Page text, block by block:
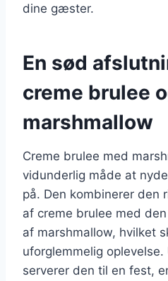
dine gæster.
En sød
creme brulee
marshmallow
Creme brulee med
vidunderlig måde at
på. Den kombinerer den
af creme brulee med
af marshmallow, hvilket
uforglemmelig
serverer den til en fest,